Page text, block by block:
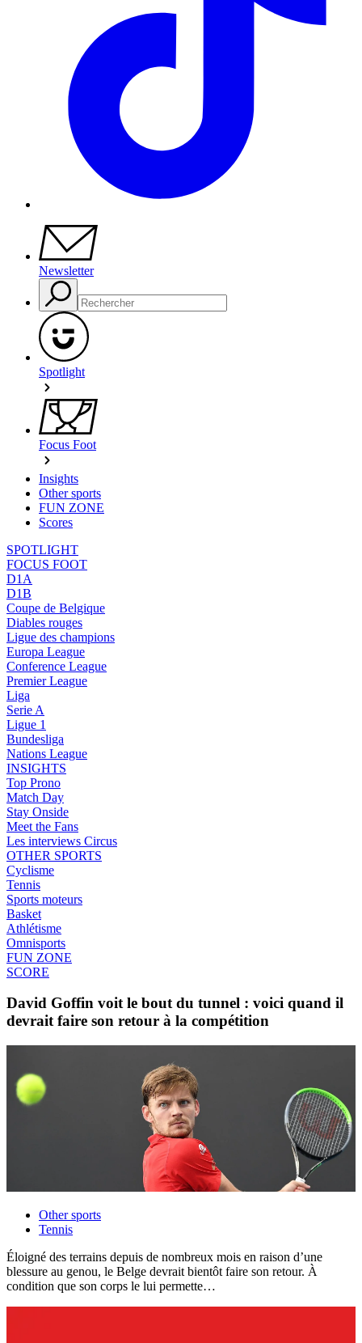
Newsletter
Spotlight
Focus Foot
Insights
Other sports
FUN ZONE
Scores
SPOTLIGHT
FOCUS FOOT
D1A
D1B
Coupe de Belgique
Diables rouges
Ligue des champions
Europa League
Conference League
Premier League
Liga
Serie A
Ligue 1
Bundesliga
Nations League
INSIGHTS
Top Prono
Match Day
Stay Onside
Meet the Fans
Les interviews Circus
OTHER SPORTS
Cyclisme
Tennis
Sports moteurs
Basket
Athlétisme
Omnisports
FUN ZONE
SCORE
David Goffin voit le bout du tunnel : voici quand il
devrait faire son retour à la compétition
Other sports
Tennis
Éloigné des terrains depuis de nombreux mois en raison d’une
blessure au genou, le Belge devrait bientôt faire son retour. À
condition que son corps le lui permette…